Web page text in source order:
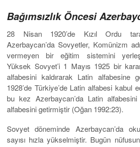
Bağımsızlık Öncesi
28 Nisan 1920’de Kızıl Ordu
Azerbaycan’da Sovyetler, Komünizm
vermeyen bir eğitim sistemini
Yüksek Sovyet’i 1 Mayıs 1925 bir
alfabesini kaldırarak Latin alfabesine
1928’de Türkiye’de Latin alfabesi kabul
bu kez Azerbaycan’da Latin
alfabesini getirmiştir (Oğan 1992:23).
Sovyet döneminde Azerbaycan’da
sayısı hızla yükselmiştir. Bugün